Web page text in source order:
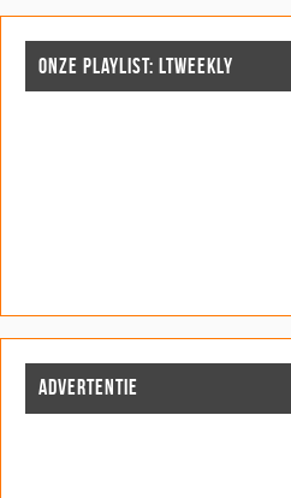
ONZE PLAYLIST: LTWEEKLY
ADVERTENTIE